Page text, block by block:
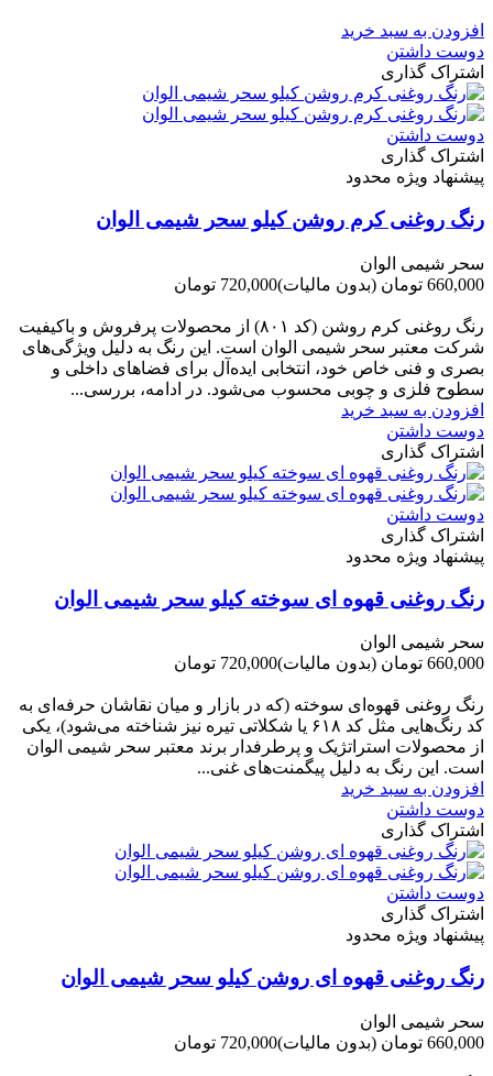
افزودن به سبد خرید
دوست داشتن
اشتراک گذاری
دوست داشتن
اشتراک گذاری
پیشنهاد ویژه محدود
رنگ روغنی کرم روشن کیلو سحر شیمی الوان
سحر شیمی الوان
660,000 تومان
(بدون مالیات)720,000 تومان
رنگ روغنی کرم روشن (کد ۸۰۱) از محصولات پرفروش و باکیفیت
شرکت‌ معتبر سحر شیمی الوان است. این رنگ به دلیل ویژگی‌های
بصری و فنی خاص خود، انتخابی ایده‌آل برای فضاهای داخلی و
سطوح فلزی و چوبی محسوب می‌شود. در ادامه، بررسی...
افزودن به سبد خرید
دوست داشتن
اشتراک گذاری
دوست داشتن
اشتراک گذاری
پیشنهاد ویژه محدود
رنگ روغنی قهوه ای سوخته کیلو سحر شیمی الوان
سحر شیمی الوان
660,000 تومان
(بدون مالیات)720,000 تومان
رنگ روغنی قهوه‌ای سوخته (که در بازار و میان نقاشان حرفه‌ای به
کد رنگ‌هایی مثل کد ۶۱۸ یا شکلاتی تیره نیز شناخته می‌شود)، یکی
از محصولات استراتژیک و پرطرفدار برند معتبر سحر شیمی الوان
است. این رنگ به دلیل پیگمنت‌های غنی...
افزودن به سبد خرید
دوست داشتن
اشتراک گذاری
دوست داشتن
اشتراک گذاری
پیشنهاد ویژه محدود
رنگ روغنی قهوه ای روشن کیلو سحر شیمی الوان
سحر شیمی الوان
660,000 تومان
(بدون مالیات)720,000 تومان